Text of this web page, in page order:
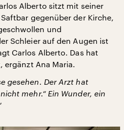
Alberto sitzt mit seiner
gegenüber der Kirche,
und
Schleier auf den Augen ist
Carlos Alberto. Das hat
ergänzt Ana Maria.
gesehen. Der Arzt hat
mehr.“ Ein Wunder, ein